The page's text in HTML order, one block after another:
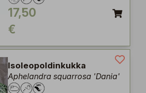
17,50
€
Isoleopoldinkukka
Aphelandra squarrosa 'Dania'